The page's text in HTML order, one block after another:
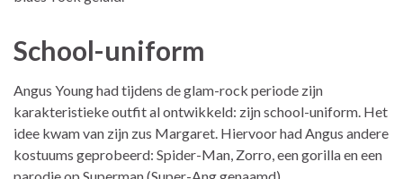
School-uniform
Angus Young had tijdens de glam-rock periode zijn
karakteristieke outfit al ontwikkeld: zijn school-uniform. Het
idee kwam van zijn zus Margaret. Hiervoor had Angus andere
kostuums geprobeerd: Spider-Man, Zorro, een gorilla en een